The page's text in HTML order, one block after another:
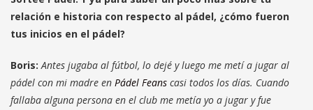
relación e historia con respecto al pádel, ¿cómo fueron
tus inicios en el pádel?
Boris: Antes jugaba al fútbol, lo dejé y luego me metí a jugar al
pádel con mi madre en Pádel Feans casi todos los días. Cuando
fallaba alguna persona en el club me metía yo a jugar y fue